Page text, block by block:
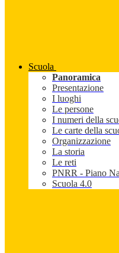
Scuola
Panoramica
Presentazione
I luoghi
Le persone
I numeri della
Le carte della
Organizzazione
La storia
Le reti
PNRR - Piano
Scuola 4.0